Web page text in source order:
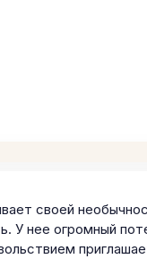
своей
У нее огромный